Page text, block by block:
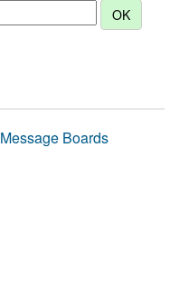
Message Boards